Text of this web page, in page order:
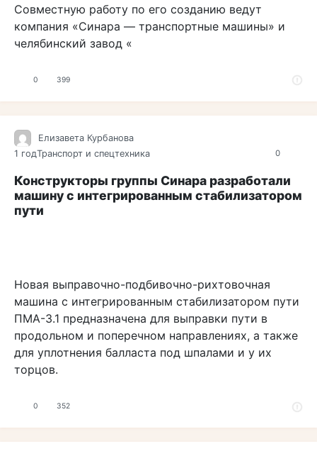
Совместную работу по его созданию ведут
компания «Синара — транспортные машины» и
челябинский завод «
0 399
0
Елизавета Курбанова
1 годТранспорт и спецтехника
Конструкторы группы Синара разработали
машину с интегрированным стабилизатором
пути
Новая выправочно-подбивочно-рихтовочная
машина с интегрированным стабилизатором пути
ПМА-3.1 предназначена для выправки пути в
продольном и поперечном направлениях, а также
для уплотнения балласта под шпалами и у их
торцов.
0 352